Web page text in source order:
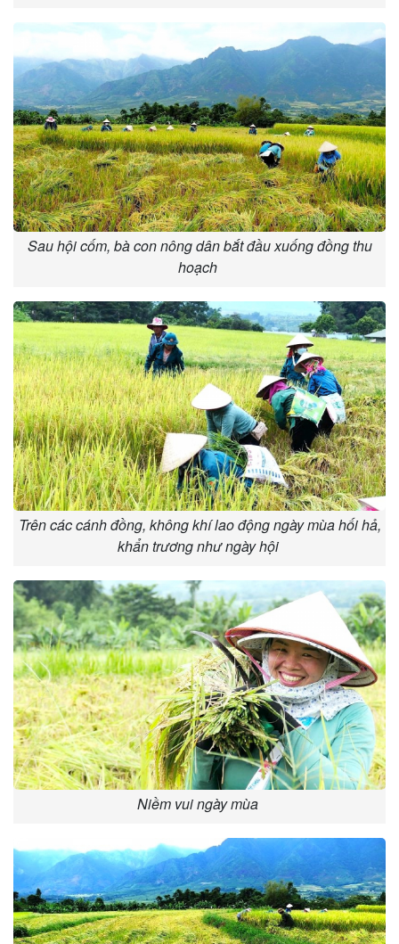
Sau hội cốm, bà con nông dân bắt đầu xuống đồng thu
hoạch
Trên các cánh đồng, không khí lao động ngày mùa hối hả,
khẩn trương như ngày hội
Niềm vui ngày mùa